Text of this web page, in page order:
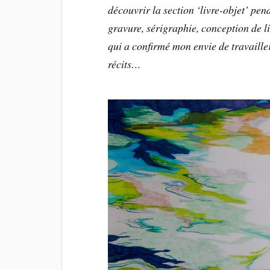
découvrir la section ‘livre-objet’
gravure, sérigraphie, conception de
qui a confirmé mon envie de
récits…